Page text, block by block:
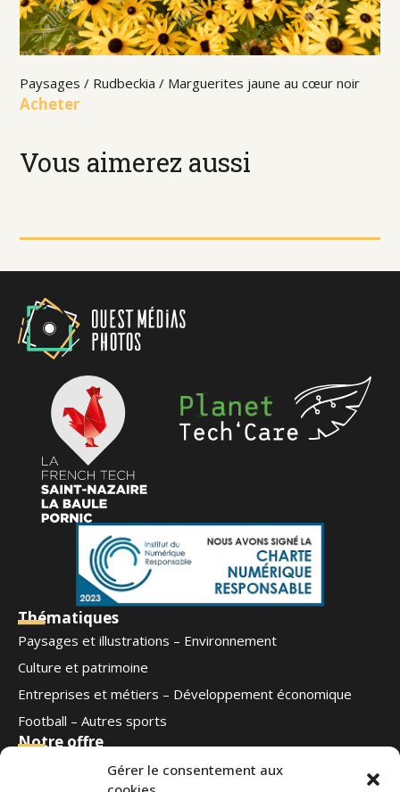
Gérer le consentement aux
Vous aimerez aussi
Paysages / Rudbeckia / Marguerites jaune au cœur noir
Acheter
Thématiques
Paysages et illustrations – Environnement
Culture et patrimoine
Entreprises et métiers – Développement économique
Football – Autres sports
Notre offre
Qui sommes-nous